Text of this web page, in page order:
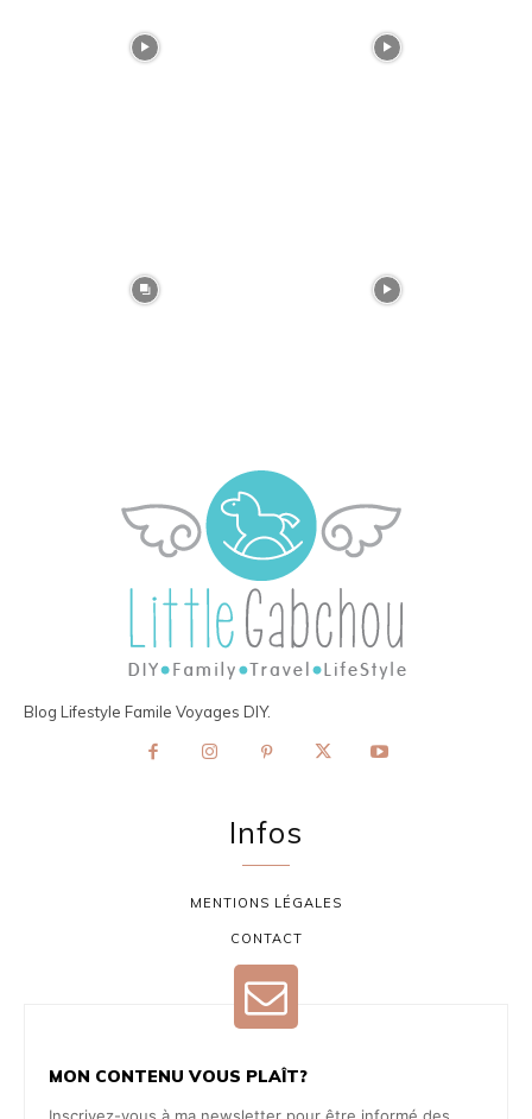
Blog Lifestyle Famile Voyages DIY.
Infos
MENTIONS LÉGALES
CONTACT
MON CONTENU VOUS PLAÎT?
Inscrivez-vous à ma newsletter pour être informé des